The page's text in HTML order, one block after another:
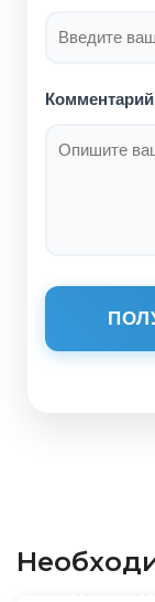
Комментарий